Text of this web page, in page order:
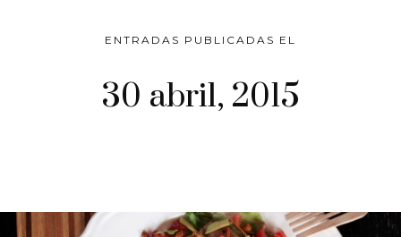
ENTRADAS PUBLICADAS EL
30 abril, 2015